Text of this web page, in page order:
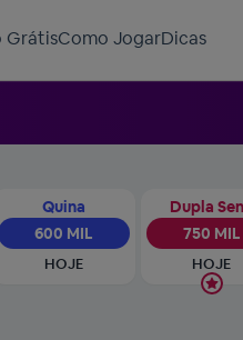
GrátisComo JogarDicas
Quina
600 MIL
HOJE
Dupla
750 MIL
HOJE